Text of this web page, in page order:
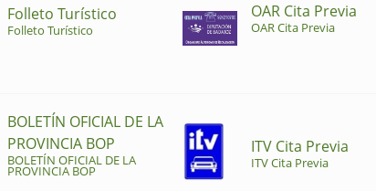
Folleto Turístico
Folleto Turístico
OAR Cita Previa
OAR Cita Previa
BOLETÍN OFICIAL DE LA
PROVINCIA BOP
BOLETÍN OFICIAL DE LA
PROVINCIA BOP
ITV Cita Previa
ITV Cita Previa